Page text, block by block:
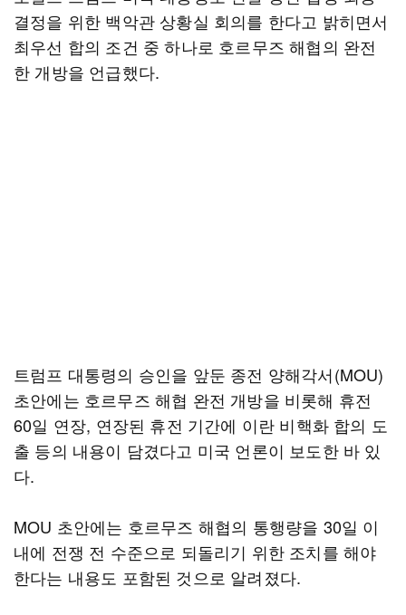
결정을 위한 백악관 상황실 회의를 한다고 밝히면서
최우선 합의 조건 중 하나로 호르무즈 해협의 완전
한 개방을 언급했다.
트럼프 대통령의 승인을 앞둔 종전 양해각서(MOU)
초안에는 호르무즈 해협 완전 개방을 비롯해 휴전
60일 연장, 연장된 휴전 기간에 이란 비핵화 합의 도
출 등의 내용이 담겼다고 미국 언론이 보도한 바 있
다.
MOU 초안에는 호르무즈 해협의 통행량을 30일 이
내에 전쟁 전 수준으로 되돌리기 위한 조치를 해야
한다는 내용도 포함된 것으로 알려졌다.